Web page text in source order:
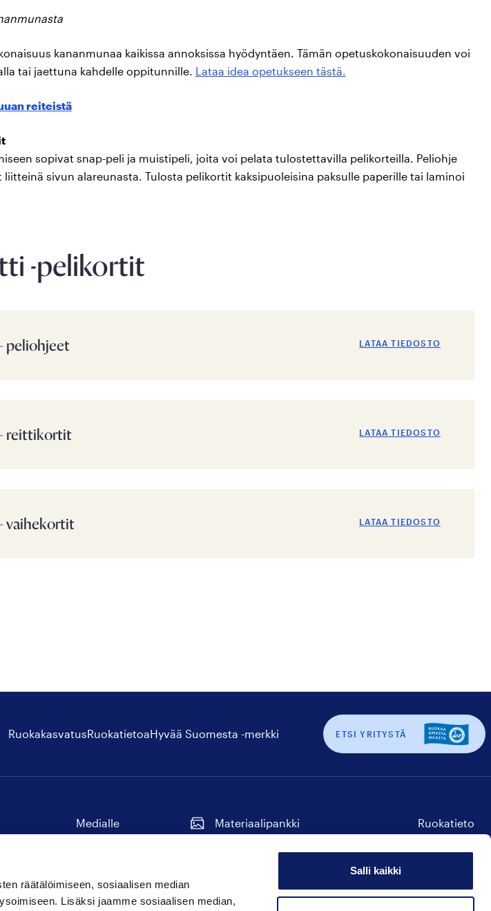
räätälöimiseen, sosiaalisen median
Lisäksi jaamme sosiaalisen median,
Salli kaikki
kananmunaa kaikissa annoksissa hyödyntäen. Tämän opetuskokonaisuuden voi
tai jaettuna kahdelle oppitunnille. Lataa idea opetukseen tästä.
reiteistä
sopivat snap-peli ja muistipeli, joita voi pelata tulostettavilla pelikorteilla. Peliohje
sivun alareunasta. Tulosta pelikortit kaksipuoleisina paksulle paperille tai laminoi
-pelikortit
peliohjeet LATAA TIEDOSTO
reittikortit LATAA TIEDOSTO
vaihekortit LATAA TIEDOSTO
RuokakasvatusRuokatietoaHyvää Suomesta -merkki ETSI YRITYSTÄ
Medialle
Materiaalipankki
Ruokatieto
meitämeitämeitä
Hyvää Suomesta